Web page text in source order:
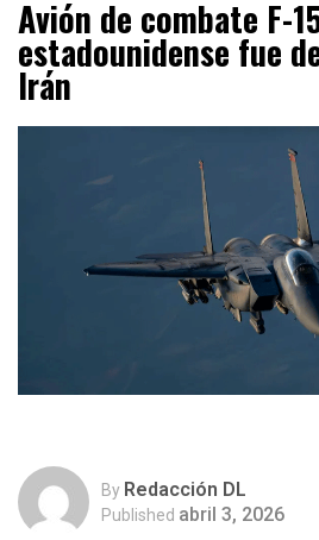
Avión de combate F-
estadounidense fue
Irán
By Redacción DL
Published abril 3, 2026